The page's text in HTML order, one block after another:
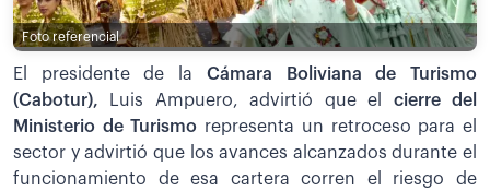
Foto referencial
El presidente de la Cámara Boliviana de Turismo
(Cabotur), Luis Ampuero, advirtió que el cierre del
Ministerio de Turismo representa un retroceso para el
sector y advirtió que los avances alcanzados durante el
funcionamiento de esa cartera corren el riesgo de